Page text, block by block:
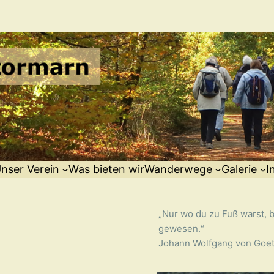
Verein Was bieten wirWanderwege Galerie
„Nur wo du zu Fuß warst,
gewesen.“
Johann Wolfgang von